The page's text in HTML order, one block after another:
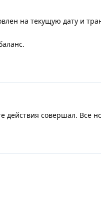
на текущую дату и
действия совершал. Все